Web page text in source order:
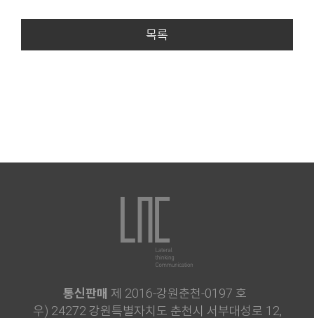
목록
통신판매 제 2016-강원춘천-0197 호
우) 24272 강원특별자치도 춘천시 서부대성로 12,